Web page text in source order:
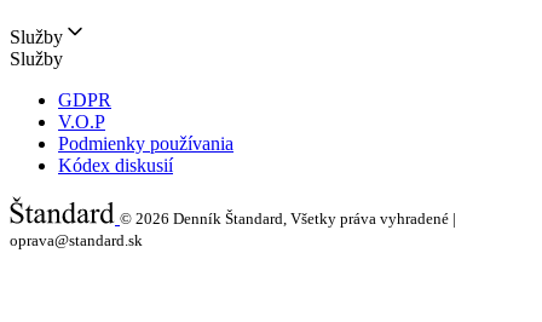
Služby
Služby
GDPR
V.O.P
Podmienky používania
Kódex diskusií
© 2026 Denník Štandard, Všetky práva vyhradené |
oprava@standard.sk